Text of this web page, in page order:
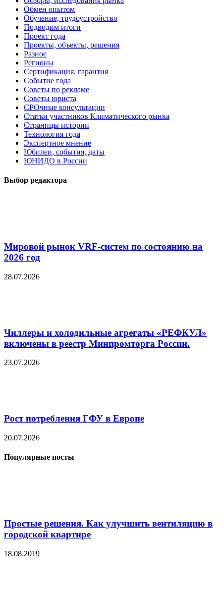
Обмен опытом
Обучение, трудоустройство
Подводим итоги
Проект года
Проекты, объекты, решения
Разное
Регионы
Сертификация, гарантия
Событие года
Советы по рекламе
Советы юриста
СРОчные консультации
Статьи участников Климатического рынка
Страницы истории
Технология года
Экспертное мнение
Юбилеи, события, даты
ЮНИДО в России
Выбор редактора
Мировой рынок VRF-систем по состоянию на
2026 год
28.07.2026
Чиллеры и холодильные агрегаты «РЕФКУЛ»
включены в реестр Минпромторга России.
23.07.2026
Рост потребления ГФУ в Европе
20.07.2026
Популярные посты
Простые решения. Как улучшить вентиляцию в
городской квартире
18.08.2019